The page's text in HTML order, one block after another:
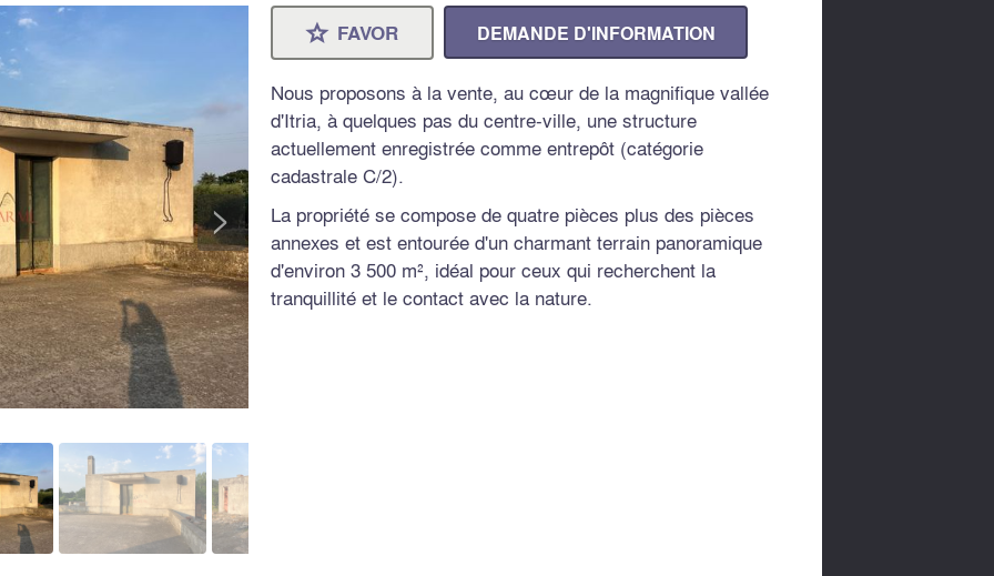
>
⋆ FAVOR DEMANDE D'INFORMATION
Nous proposons à la vente, au cœur de la magnifique vallée
d'Itria, à quelques pas du centre-ville, une structure
actuellement enregistrée comme entrepôt (catégorie
cadastrale C/2).
La propriété se compose de quatre pièces plus des pièces
annexes et est entourée d'un charmant terrain panoramique
d'environ 3 500 m², idéal pour ceux qui recherchent la
tranquillité et le contact avec la nature.